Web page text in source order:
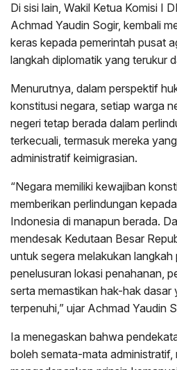
Di sisi lain, Wakil Ketua Komisi I
Achmad Yaudin Sogir, kembali
keras kepada pemerintah pusat
langkah diplomatik yang terukur
Menurutnya, dalam perspektif
konstitusi negara, setiap warga
negeri tetap berada dalam
terkecuali, termasuk mereka
administratif keimigrasian.
“Negara memiliki kewajiban
memberikan perlindungan
Indonesia di manapun berada.
mendesak Kedutaan Besar
untuk segera melakukan
penelusuran lokasi penahanan,
serta memastikan hak-hak
terpenuhi,” ujar Achmad Yaudin
Ia menegaskan bahwa
boleh semata-mata administratif,